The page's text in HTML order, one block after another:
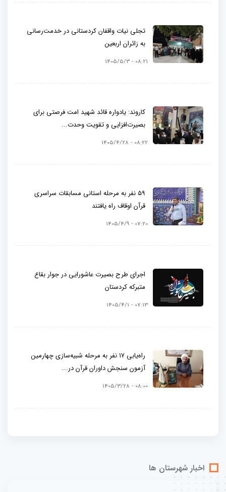
تجلی نیات واقفان کردستانی در خدمت‌رسانی
به زائران اربعین
08:21 - 1405/5/3
کاروند: یادواره قائد شهید امت فرصتی برای
بصیرت‌افزایی و تقویت وحدت...
08:22 - 1405/4/28
۵۹ نفر به مرحله استانی مسابقات سراسری
قرآن اوقاف راه یافتند
07:20 - 1405/4/9
اجرای طرح بصیرت عاشورایی در جوار بقاع
متبرکه کردستان
07:13 - 1405/4/1
راه‌یابی ۱۷ نفر به مرحله شبیه‌سازی چهارمین
آزمون سنجش داوران قرآن در...
08:00 - 1405/3/28
اخبار شهرستان ها